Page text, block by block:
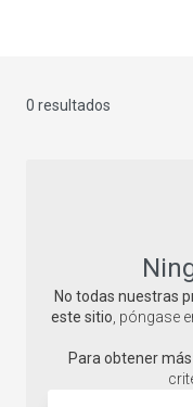
0 resultados
No todas nuestras
este sitio , póngase
Para obtener